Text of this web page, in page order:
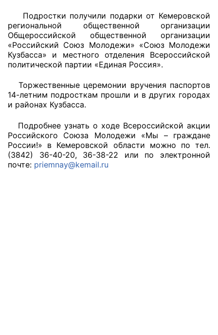
Подростки получили подарки от Кемеровской
региональной общественной организации
Общероссийской общественной организации
«Российский Союз Молодежи» «Союз Молодежи
Кузбасса» и местного отделения Всероссийской
политической партии «Единая Россия».
Торжественные церемонии вручения паспортов
14-летним подросткам прошли и в других городах
и районах Кузбасса.
Подробнее узнать о ходе Всероссийской акции
Российского Союза Молодежи «Мы – граждане
России!» в Кемеровской области можно по тел.
(3842) 36-40-20, 36-38-22 или по электронной
почте: priemnay@kemail.ru